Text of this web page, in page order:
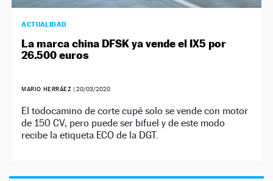
ACTUALIDAD
La marca china DFSK ya vende el IX5 por
26.500 euros
MARIO HERRÁEZ | 20/03/2020
El todocamino de corte cupé solo se vende con motor
de 150 CV, pero puede ser bifuel y de este modo
recibe la etiqueta ECO de la DGT.